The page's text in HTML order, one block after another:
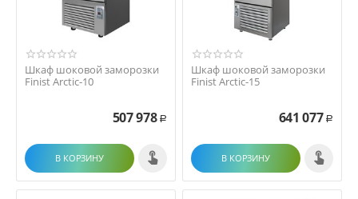
Шкаф шоковой заморозки
Finist Arctic-10
507 978 Р
В КОРЗИНУ
Шкаф шоковой заморозки
Finist Arctic-15
641 077 Р
В КОРЗИНУ